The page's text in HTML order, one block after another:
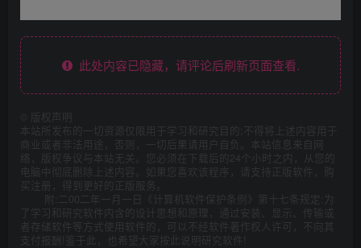
此处内容已隐藏，请评论后刷新页面查看.
版权声明
本站所发布的一切资源仅限用于学习和研究目的;不得将上述内容用于
商业或者非法用途，否则，一切后果请用户自负。本站信息来自网
络，版权争议与本站无关。您必须在下载后的24个小时之内，从您的
电脑中彻底删除上述内容。如果您喜欢该程序，请支持正版软件，购
买注册，得到更好的正版服务。
附:二00二年一月一日《计算机软件保护条例》第十七条规定:为
了学习和研究软件内含的设计思想和原理，通过安装、显示、传输或
者存储软件等方式使用软件的，可以不经软件著作权人许可，不向其
支付报酬!鉴于此，也希望大家按此说明研究软件!